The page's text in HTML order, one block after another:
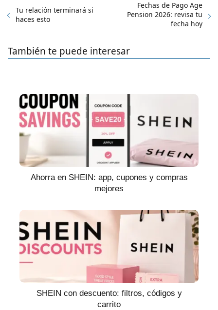
Tu relación terminará si
haces esto
Fechas de Pago Age
Pension 2026: revisa tu
fecha hoy
También te puede interesar
Ahorra en SHEIN: app, cupones y compras
mejores
SHEIN con descuento: filtros, códigos y
carrito